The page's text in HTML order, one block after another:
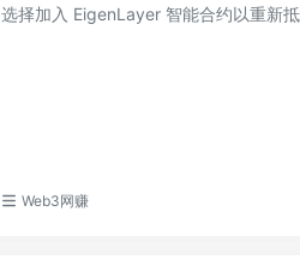
选择加入 EigenLayer 智能合约以重新
Web3网赚